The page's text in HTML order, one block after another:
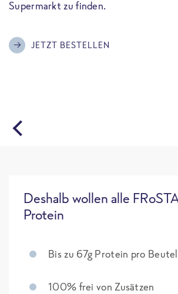
Supermarkt zu finden.
JETZT BESTELLEN
Deshalb wollen alle
Protein
Bis zu 67g Protein pro Beutel
100% frei von Zusätzen